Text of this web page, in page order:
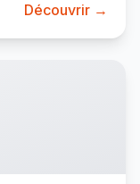
Découvrir →